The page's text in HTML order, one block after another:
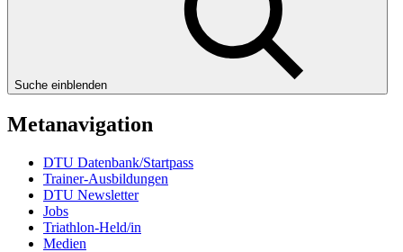
Suche einblenden
Metanavigation
DTU Datenbank/Startpass
Trainer-Ausbildungen
DTU Newsletter
Jobs
Triathlon-Held/in
Medien